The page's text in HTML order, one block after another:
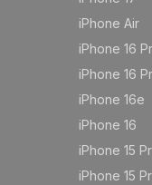
iPhone Air
iPhone 16
iPhone 16
iPhone 16e
iPhone 16
iPhone 15
iPhone 15